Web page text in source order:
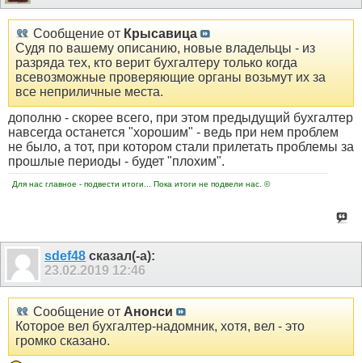
Сообщение от Крысавица
Судя по вашему описанию, новые владельцы - из
разряда тех, кто верит бухгалтеру только когда
всевозможные проверяющие органы возьмут их за
все неприличные места.
дополню - скорее всего, при этом предыдущий бухгалтер
навсегда останется "хорошим" - ведь при нем проблем
не было, а тот, при котором стали прилетать проблемы за
прошлые периоды - будет "плохим".
Для нас главное - подвести итоги... Пока итоги не подвели нас. ©
sdef48 сказал(-а):
23.02.2019 12:46
Сообщение от Анонси
Которое вел бухгалтер-надомник, хотя, вел - это
громко сказано.